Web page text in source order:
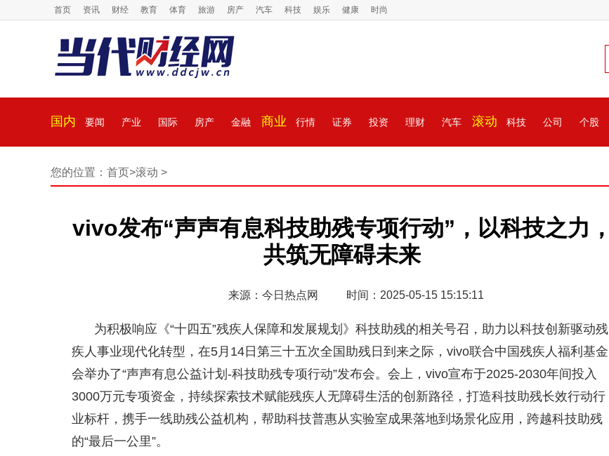
首页 资讯 财经 教育 体育 旅游 房产 汽车 科技 娱乐 健康 时尚
国内 要闻 产业 国际 房产 金融 商业 行情 证券 投资 理财 汽车 滚动 科技 公司 个股
您的位置： 首页>滚动 >
vivo发布“声声有息科技助残专项行动”，以科技之力，
共筑无障碍未来
来源：今日热点网 时间：2025-05-15 15:15:11
为积极响应《“十四五”残疾人保障和发展规划》科技助残的相关号召，助力以科技创新驱动残
疾人事业现代化转型，在5月14日第三十五次全国助残日到来之际，vivo联合中国残疾人福利基金
会举办了“声声有息公益计划-科技助残专项行动”发布会。会上，vivo宣布于2025-2030年间投入
3000万元专项资金，持续探索技术赋能残疾人无障碍生活的创新路径，打造科技助残长效行动行
业标杆，携手一线助残公益机构，帮助科技普惠从实验室成果落地到场景化应用，跨越科技助残
的“最后一公里”。